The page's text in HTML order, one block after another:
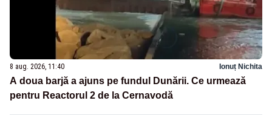
8 aug. 2026, 11:40 Ionuț Nichita
A doua barjă a ajuns pe fundul Dunării. Ce urmează
pentru Reactorul 2 de la Cernavodă